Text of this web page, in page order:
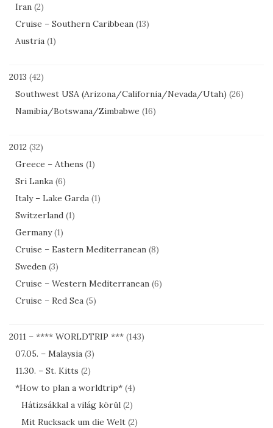
Iran (2)
Cruise – Southern Caribbean (13)
Austria (1)
2013 (42)
Southwest USA (Arizona/California/Nevada/Utah) (26)
Namibia/Botswana/Zimbabwe (16)
2012 (32)
Greece – Athens (1)
Sri Lanka (6)
Italy – Lake Garda (1)
Switzerland (1)
Germany(1)
Cruise – Eastern Mediterranean (8)
Sweden (3)
Cruise – Western Mediterranean (6)
Cruise – Red Sea (5)
2011 – **** WORLDTRIP *** (143)
07.05. – Malaysia (3)
11.30. – St. Kitts (2)
*How to plan a worldtrip* (4)
Hátizsákkal a világ körül (2)
Mit Rucksack um die Welt (2)